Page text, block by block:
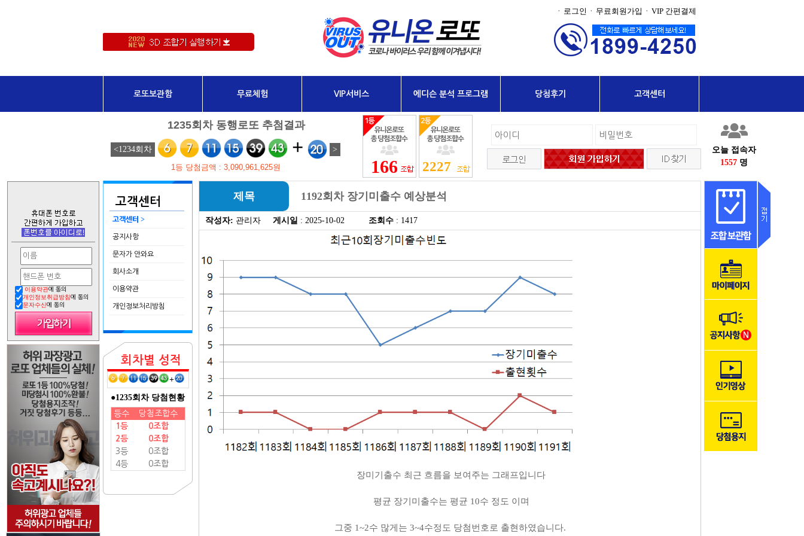
이용약관에 동의
개인정보취급방침에 동의
문자수신에 동의
오늘 접속자
1557 명
· 로그인 · 무료회원가입 · VIP 간편결제
로또보관함 무료체험 VIP서비스 에디슨 분석 프로그램 당첨후기 고객센터
166 2227
고객센터
고객센터 >
공지사항
문자가 안와요
회사소개
이용약관
개인정보처리방침
회차별 성적
+
●1235회차 당첨현황
등수
당첨조합수
1등
0조합
2등
0조합
3등
0조합
4등
0조합
제목 1192회차 장기미출수 예상분석
작성자: 관리자 게시일 : 2025-10-02 조회수 : 1417
장미기출수 최근 흐름을 보여주는 그래프입니다
평균 장기미출수는 평균 10수 정도 이며
그중 1~2수 많게는 3~4수정도 당첨번호로 출현하였습니다.